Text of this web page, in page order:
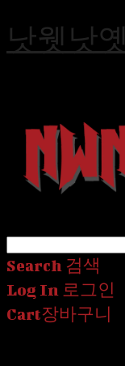
낫웻낫옛
Search 검색
Log In 로그인
Cart장바구니